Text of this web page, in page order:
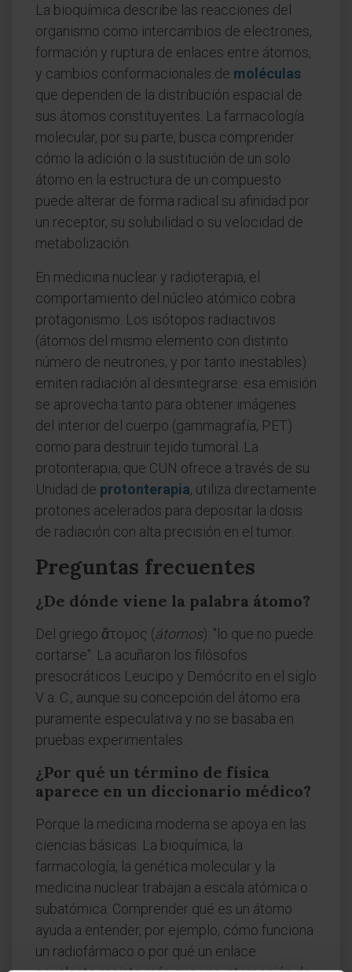
La bioquímica describe las reacciones del
organismo como intercambios de electrones,
formación y ruptura de enlaces entre átomos,
y cambios conformacionales de moléculas
que dependen de la distribución espacial de
sus átomos constituyentes. La farmacología
molecular, por su parte, busca comprender
cómo la adición o la sustitución de un solo
átomo en la estructura de un compuesto
puede alterar de forma radical su afinidad por
un receptor, su solubilidad o su velocidad de
metabolización.
En medicina nuclear y radioterapia, el
comportamiento del núcleo atómico cobra
protagonismo. Los isótopos radiactivos
(átomos del mismo elemento con distinto
número de neutrones, y por tanto inestables)
emiten radiación al desintegrarse: esa emisión
se aprovecha tanto para obtener imágenes
del interior del cuerpo (gammagrafía, PET)
como para destruir tejido tumoral. La
protonterapia, que CUN ofrece a través de su
Unidad de protonterapia, utiliza directamente
protones acelerados para depositar la dosis
de radiación con alta precisión en el tumor.
Preguntas frecuentes
¿De dónde viene la palabra átomo?
Del griego ἄτομος (átomos): "lo que no puede
cortarse". La acuñaron los filósofos
presocráticos Leucipo y Demócrito en el siglo
V a. C., aunque su concepción del átomo era
puramente especulativa y no se basaba en
pruebas experimentales.
¿Por qué un término de física
aparece en un diccionario médico?
Porque la medicina moderna se apoya en las
ciencias básicas. La bioquímica, la
farmacología, la genética molecular y la
medicina nuclear trabajan a escala atómica o
subatómica. Comprender qué es un átomo
ayuda a entender, por ejemplo, cómo funciona
un radiofármaco o por qué un enlace